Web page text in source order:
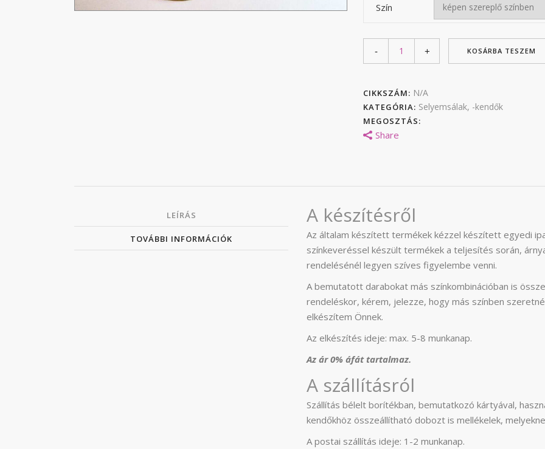
Szín
KOSÁRBA TESZEM
CIKKSZÁM: N/A
KATEGÓRIA: Selyemsálak, -kendők
MEGOSZTÁS:
Share
LEÍRÁS
TOVÁBBI INFORMÁCIÓK
A készítésről
Az általam készített termékek kézzel készített egyedi
színkeveréssel készült termékek a teljesítés során,
rendelésénél legyen szíves figyelembe venni.
A bemutatott darabokat más színkombinációban is
rendeléskor, kérem, jelezze, hogy más színben
elkészítem Önnek.
Az elkészítés ideje: max. 5-8 munkanap.
Az ár 0% áfát tartalmaz.
A szállításról
Szállítás bélelt borítékban, bemutatkozó kártyával,
kendőkhöz összeállítható dobozt is mellékelek,
A postai szállítás ideje: 1-2 munkanap.